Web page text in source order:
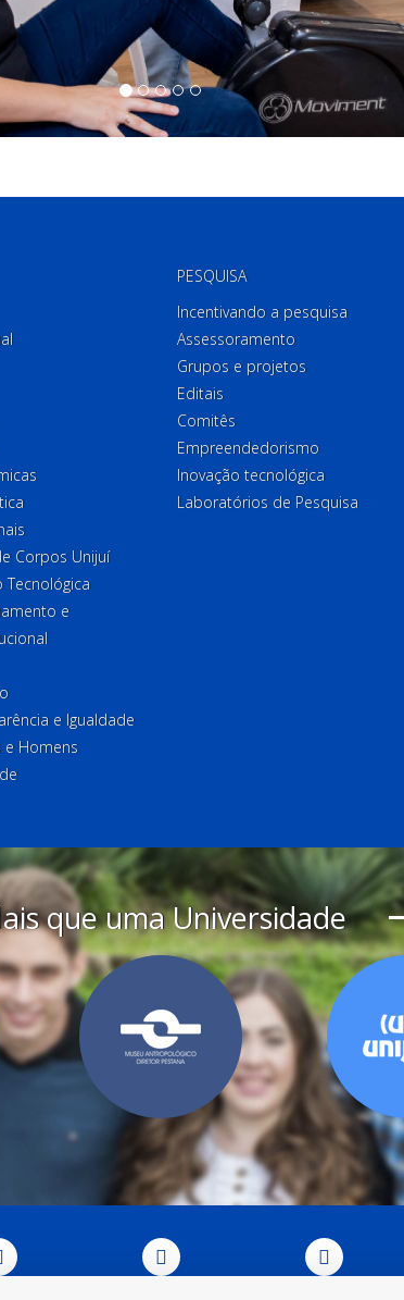
Corpos Unijuí
Tecnológica
e
e Igualdade
e Homens
PESQUISA
Incentivando a pesquisa
Assessoramento
Grupos e projetos
Editais
Comitês
Empreendedorismo
Inovação tecnológica
Laboratórios de Pesquisa
que uma Universidade